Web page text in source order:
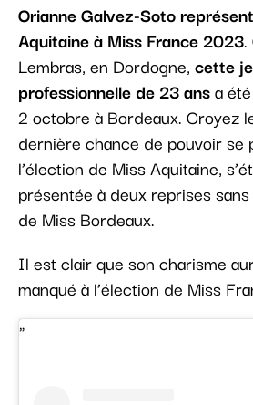
Orianne Galvez-Soto
Aquitaine à Miss France 2023.
Lembras, en Dordogne, cette
professionnelle de 23 ansa
2 octobre à Bordeaux. Croyez
dernière chance de pouvoir se
l’élection de Miss Aquitaine,
présentée à deux reprises
de Miss Bordeaux.
Il est clair que son charisme
manqué à l’élection de Miss